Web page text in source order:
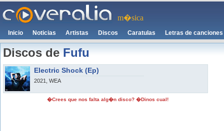
m�sica
Inicio Noticias Artistas Discos Caratulas Letras de canciones
Discos deFufu
Electric Shock (Ep)
2021, WEA
�Crees que nos falta alg�n disco? �Dinos cual!